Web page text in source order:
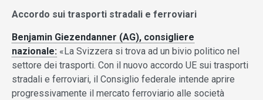
Accordo sui trasporti stradali e ferroviari
Benjamin Giezendanner (AG), consigliere
nazionale: «La Svizzera si trova ad un bivio politico nel
settore dei trasporti. Con il nuovo accordo UE sui trasporti
stradali e ferroviari, il Consiglio federale intende aprire
progressivamente il mercato ferroviario alle società